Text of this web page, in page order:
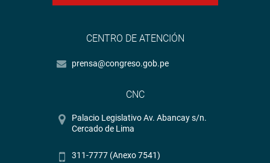
CENTRO DE ATENCIÓN
prensa@congreso.gob.pe
CNC
Palacio Legislativo Av. Abancay s/n.
Cercado de Lima
311-7777 (Anexo 7541)